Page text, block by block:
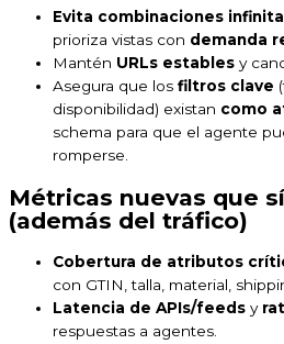
Evita combinaciones
prioriza vistas con demanda
Mantén URLs estables y
Asegura que los filtros clave
disponibilidad) existan como
schema para que el agente
romperse.
Métricas nuevas que
(además del tráfico)
Cobertura de atributos
con GTIN, talla, material,
Latencia de APIs/feeds y
respuestas a agentes.